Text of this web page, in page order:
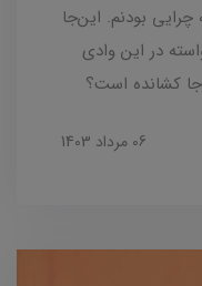
بودنم. این‌جا
در این وادی
کشانده است؟
06 مرداد 1403